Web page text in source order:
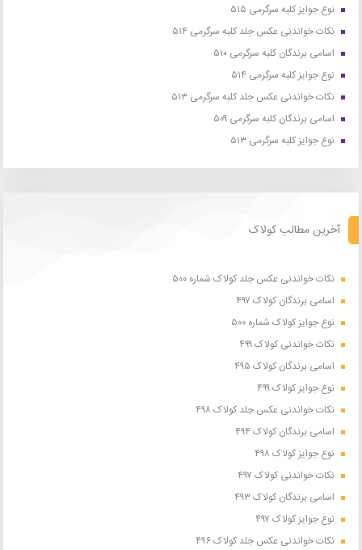
نوع جوایز کلبه سرگرمی ۵۱۵
نکات خواندنی عکس جلد کلبه سرگرمی ۵۱۴
اسامی برندگان کلبه سرگرمی ۵۱۰
نوع جوایز کلبه سرگرمی ۵۱۴
نکات خواندنی عکس جلد کلبه سرگرمی ۵۱۳
اسامی برندگان کلبه سرگرمی ۵۰۹
نوع جوایز کلبه سرگرمی ۵۱۳
آخرین مطالب کولاک
نکات خواندنی عکس جلد کولاک شماره ۵۰۰
اسامی برندگان کولاک ۴۹۷
نوع جوایز کولاک شماره ۵۰۰
نکات خواندنی کولاک ۴۹۹
اسامی برندگان کولاک ۴۹۵
نوع جوایز کولاک ۴۹۹
نکات خواندنی عکس جلد کولاک ۴۹۸
اسامی برندگان کولاک ۴۹۴
نوع جوایز کولاک ۴۹۸
نکات خواندنی کولاک ۴۹۷
اسامی برندگان کولاک ۴۹۳
نوع جوایز کولاک ۴۹۷
نکات خواندنی عکس جلد کولاک ۴۹۶